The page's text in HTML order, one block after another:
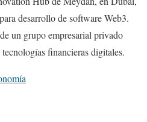
desarrollo de software Web3.
un grupo empresarial privado
financieras digitales.